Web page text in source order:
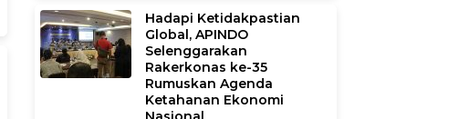
Hadapi Ketidakpastian
Global, APINDO
Selenggarakan
Rakerkonas ke-35
Rumuskan Agenda
Ketahanan Ekonomi